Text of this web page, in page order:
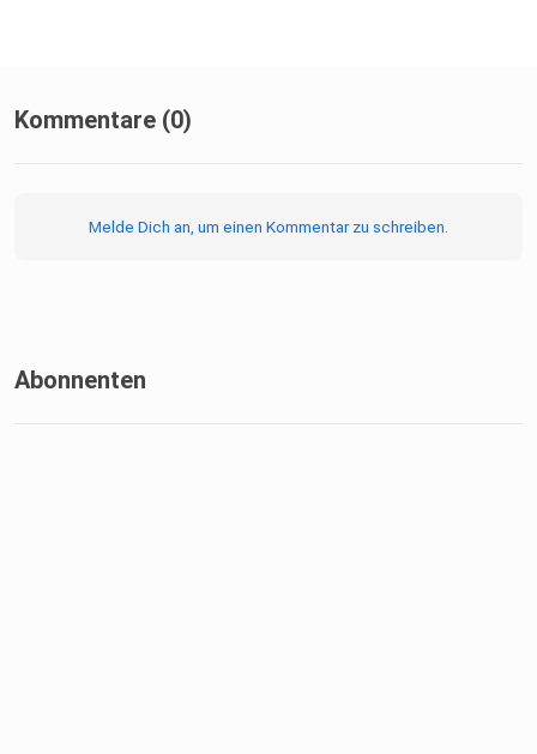
Kommentare (0)
Melde Dich an, um einen Kommentar zu schreiben.
Abonnenten